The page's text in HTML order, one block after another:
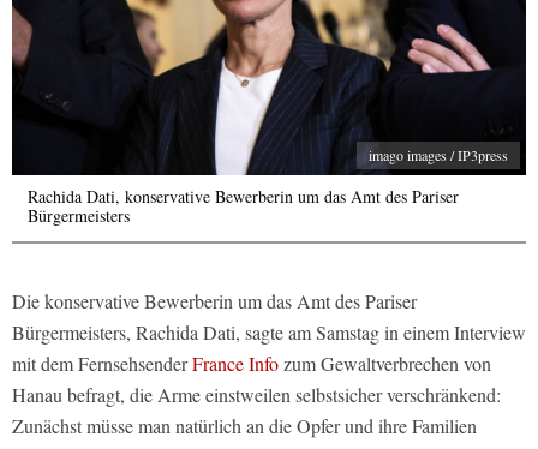
imago images / IP3press
Rachida Dati, konservative Bewerberin um das Amt des Pariser
Bürgermeisters
Die konservative Bewerberin um das Amt des Pariser
Bürgermeisters, Rachida Dati, sagte am Samstag in einem Interview
mit dem FernsehsenderFrance Infozum Gewaltverbrechen von
Hanau befragt, die Arme einstweilen selbstsicher verschränkend:
Zunächst müsse man natürlich an die Opfer und ihre Familien